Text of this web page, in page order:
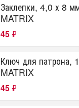
Заклепки, 4,0 х 8
MATRIX
45 ₽
Ключ для патрона,
MATRIX
45 ₽